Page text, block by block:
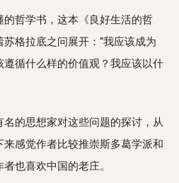
哲学书，这本《良好生活的哲
格拉底之问展开：“我应该成为
循什么样的价值观？我应该以什
的思想家对这些问题的探讨，从
感觉作者比较推崇斯多葛学派和
也喜欢中国的老庄。